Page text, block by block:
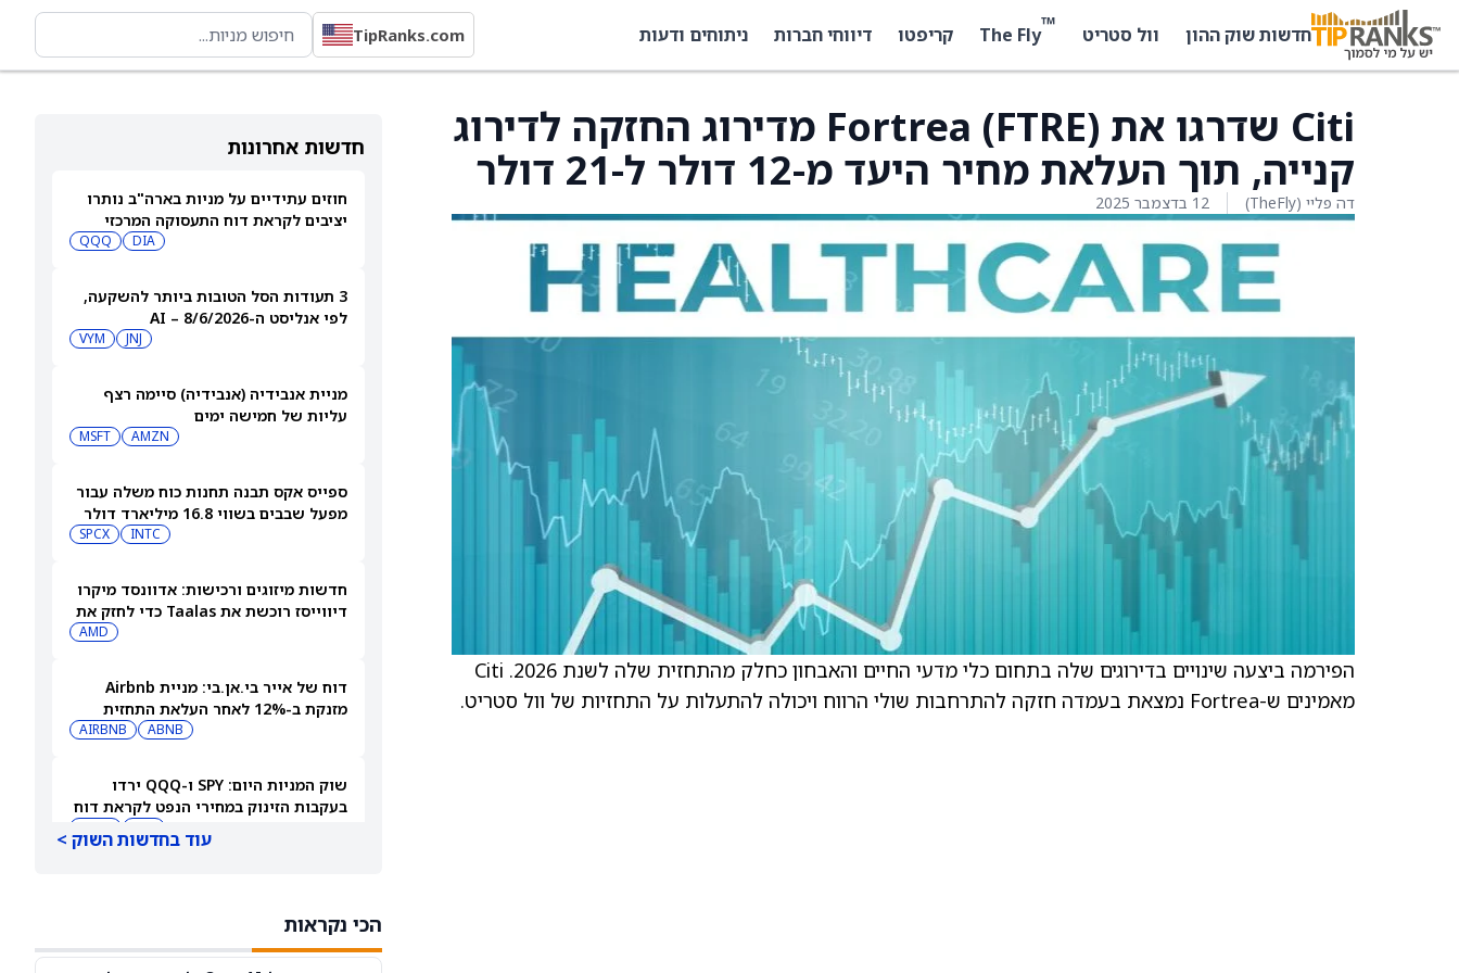
חדשות שוק ההון וול סטריט ™
The Fly קריפטו דיווחי חברות ניתוחים ודעות TipRanks.com
חדשות אחרונות
חוזים עתידיים על מניות בארה"ב נותרו
יציבים לקראת דוח התעסוקה המרכזי
DIA
QQQ
3 תעודות הסל הטובות ביותר להשקעה,
לפי אנליסט ה-AI – 8/6/2026
JNJ
VYM
מניית אנבידיה (אנבידיה) סיימה רצף
עליות של חמישה ימים
AMZN
MSFT
ספייס אקס תבנה תחנות כוח משלה עבור
מפעל שבבים בשווי 16.8 מיליארד דולר
INTC
SPCX
חדשות מיזוגים ורכישות: אדוונסד מיקרו
דיווייסז רוכשת את Taalas כדי לחזק את
AMD
דוח של אייר בי.אן.בי: מניית Airbnb
מזנקת ב-12% לאחר העלאת התחזית
ABNB
AIRBNB
שוק המניות היום: SPY ו-QQQ ירדו
בעקבות הזינוק במחירי הנפט לקראת דוח
ב-10 באוגוסט
עוד בחדשות השוק >
הכי נקראות
Citi שדרגו את Fortrea (FTRE) מדירוג החזקה לדירוג
קנייה, תוך העלאת מחיר היעד מ-12 דולר ל-21 דולר
דה פליי (TheFly) 12 בדצמבר 2025
הפירמה ביצעה שינויים בדירוגים שלה בתחום כלי מדעי החיים והאבחון כחלק מהתחזית שלה לשנת 2026. Citi
מאמינים ש-Fortrea נמצאת בעמדה חזקה להתרחבות שולי הרווח ויכולה להתעלות על התחזיות של וול סטריט.